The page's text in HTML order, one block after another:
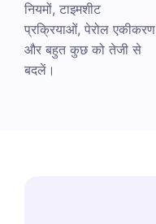
नियमों, टाइमशीट
प्रक्रियाओं, पेरोल एकीकरण
और बहुत कुछ को तेजी से
बदलें।